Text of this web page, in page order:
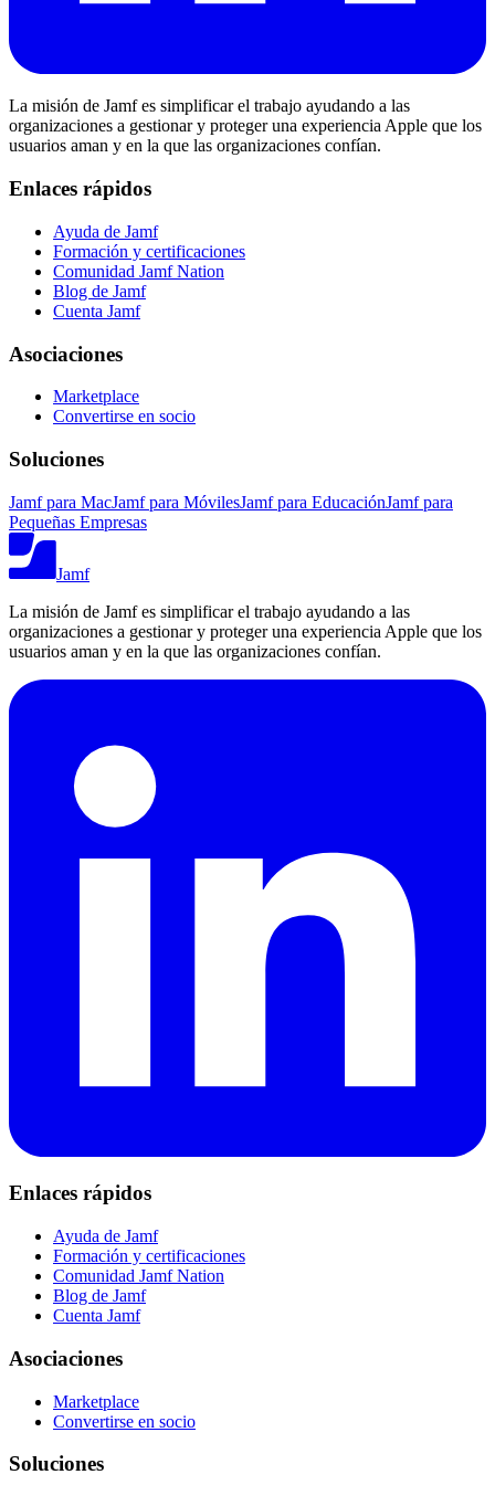
La misión de Jamf es simplificar el trabajo ayudando a las
organizaciones a gestionar y proteger una experiencia Apple que los
usuarios aman y en la que las organizaciones confían.
Enlaces rápidos
Ayuda de Jamf
Formación y certificaciones
Comunidad Jamf Nation
Blog de Jamf
Cuenta Jamf
Asociaciones
Marketplace
Convertirse en socio
Soluciones
Jamf para MacJamf para MóvilesJamf para EducaciónJamf para
Pequeñas Empresas
Jamf
La misión de Jamf es simplificar el trabajo ayudando a las
organizaciones a gestionar y proteger una experiencia Apple que los
usuarios aman y en la que las organizaciones confían.
Enlaces rápidos
Ayuda de Jamf
Formación y certificaciones
Comunidad Jamf Nation
Blog de Jamf
Cuenta Jamf
Asociaciones
Marketplace
Convertirse en socio
Soluciones